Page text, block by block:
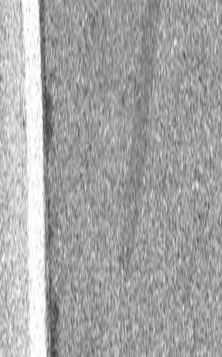
Дата Этап / трасса Команда
31.10.2022 Кубок Эстонии / Porsche Ring
Частные
31.10.2022
Кубок Эстонии / Porsche Ring
Частные
24.10.2022
Кубок Москвы / Москоу рэйсвэй
Частные
24.10.2022
Кубок Москвы / Москоу рэйсвэй Частные